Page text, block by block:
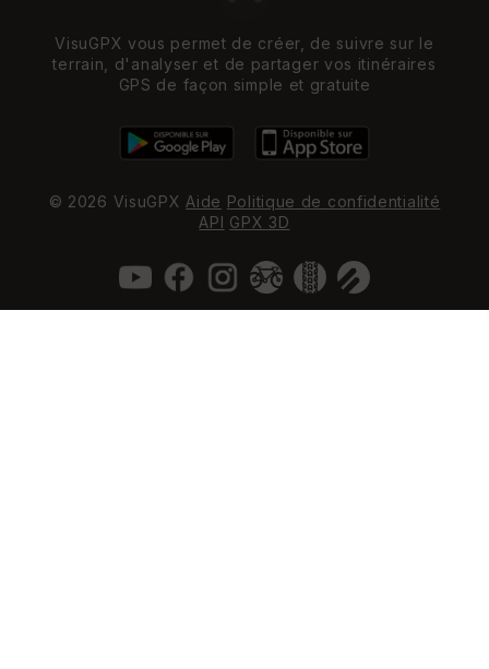
VisuGPX vous permet de créer, de suivre sur le
terrain, d'analyser et de partager vos itinéraires
GPS de façon simple et gratuite
© 2026 VisuGPX Aide Politique de confidentialité
API GPX 3D